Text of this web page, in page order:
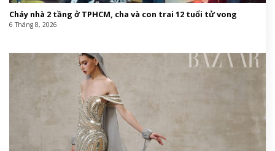
Cháy nhà 2 tầng ở TPHCM, cha và con trai 12 tuổi tử vong
6 Tháng 8, 2026